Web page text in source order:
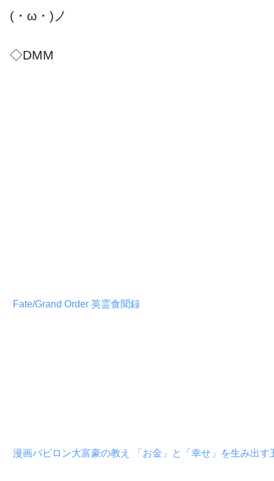
(・ω・)ノ
◇DMM
Fate/Grand Order 英霊食聞録
漫画バビロン大富豪の教え 「お金」と「幸せ」を生み出す